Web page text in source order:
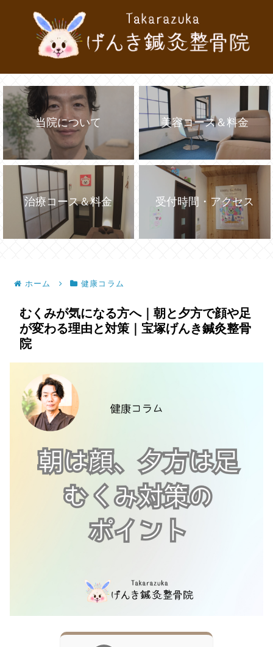
当院について 美容コース＆料金
治療コース＆料金 受付時間・アクセス
ホーム 健康コラム
むくみが気になる方へ｜朝と夕方で顔や足
が変わる理由と対策｜宝塚げんき鍼灸整骨
院